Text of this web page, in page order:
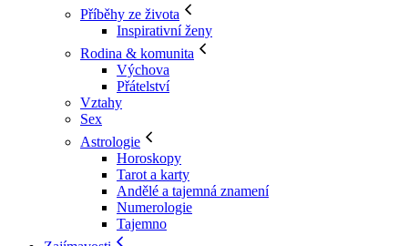
Příběhy ze života
Inspirativní ženy
Rodina & komunita
Výchova
Přátelství
Vztahy
Sex
Astrologie
Horoskopy
Tarot a karty
Andělé a tajemná znamení
Numerologie
Tajemno